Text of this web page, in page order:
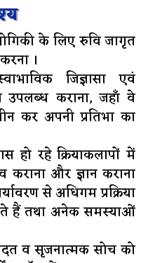
के लिए रुवि जागृत
।
जिज्ञासा एवं
कराना, जहाँ वे
कर अपनी प्रतिभा का
हो रहे क्रियाकलापों में
कराना और ज्ञान कराना
से अधिगम प्रक्रिया
हैं तथा अनेक समस्याओं
व सृजनात्मक सोच को